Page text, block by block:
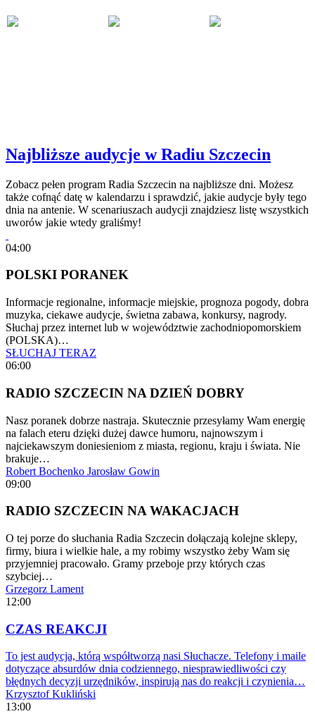
Najbliższe audycje w Radiu Szczecin
Zobacz pełen program Radia Szczecin na najbliższe dni. Możesz
także cofnąć datę w kalendarzu i sprawdzić, jakie audycje były tego
dnia na antenie. W scenariuszach audycji znajdziesz listę wszystkich
uworów jakie wtedy graliśmy!
04:00
POLSKI PORANEK
Informacje regionalne, informacje miejskie, prognoza pogody, dobra
muzyka, ciekawe audycje, świetna zabawa, konkursy, nagrody.
Słuchaj przez internet lub w województwie zachodniopomorskiem
(POLSKA)…
SŁUCHAJ TERAZ
06:00
RADIO SZCZECIN NA DZIEŃ DOBRY
Nasz poranek dobrze nastraja. Skutecznie przesyłamy Wam energię
na falach eteru dzięki dużej dawce humoru, najnowszym i
najciekawszym doniesieniom z miasta, regionu, kraju i świata. Nie
brakuje…
Robert Bochenko Jarosław Gowin
09:00
RADIO SZCZECIN NA WAKACJACH
O tej porze do słuchania Radia Szczecin dołączają kolejne sklepy,
firmy, biura i wielkie hale, a my robimy wszystko żeby Wam się
przyjemniej pracowało. Gramy przeboje przy których czas
szybciej…
Grzegorz Lament
12:00
CZAS REAKCJI
To jest audycja, którą współtworzą nasi Słuchacze. Telefony i maile
dotyczące absurdów dnia codziennego, niesprawiedliwości czy
błędnych decyzji urzędników, inspirują nas do reakcji i czynienia…
Krzysztof Kukliński
13:00